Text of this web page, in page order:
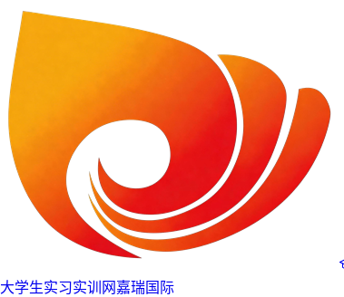
大学生实习实训网嘉瑞国际